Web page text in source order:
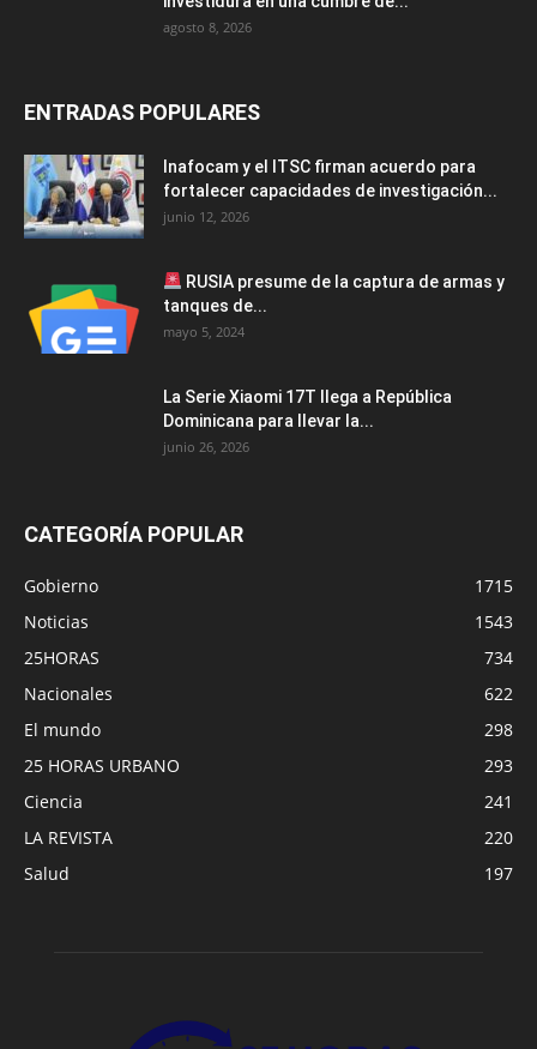
agosto 8, 2026
ENTRADAS POPULARES
Inafocam y el ITSC firman acuerdo para
fortalecer capacidades de investigación...
junio 12, 2026
RUSIA presume de la captura de armas y
tanques de...
mayo 5, 2024
La Serie Xiaomi 17T llega a República
Dominicana para llevar la...
junio 26, 2026
CATEGORÍA POPULAR
Gobierno
1715
Noticias
1543
25HORAS
734
Nacionales
622
El mundo
298
25 HORAS URBANO
293
Ciencia
241
LA REVISTA
220
Salud
197